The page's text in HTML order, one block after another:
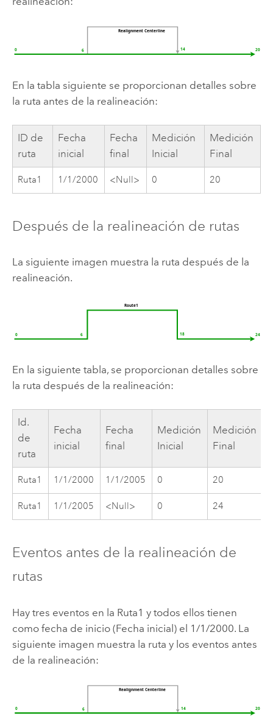
En la tabla siguiente se proporcionan detalles sobre
la ruta antes de la realineación:
ID de
ruta
Fecha
inicial
Fecha
final
Medición
Inicial
Medición
Final
Ruta1 1/1/2000 <Null> 0 20
Después de la realineación de rutas
La siguiente imagen muestra la ruta después de la
realineación.
En la siguiente tabla, se proporcionan detalles sobre
la ruta después de la realineación:
Id.
de
ruta
Fecha
inicial
Fecha
final
Medición
Inicial
Medición
Final
Ruta1 1/1/2000 1/1/2005 0 20
Ruta1 1/1/2005 <Null> 0 24
Eventos antes de la realineación de
rutas
Hay tres eventos en la Ruta1 y todos ellos tienen
como fecha de inicio (Fecha inicial) el 1/1/2000. La
siguiente imagen muestra la ruta y los eventos antes
de la realineación: